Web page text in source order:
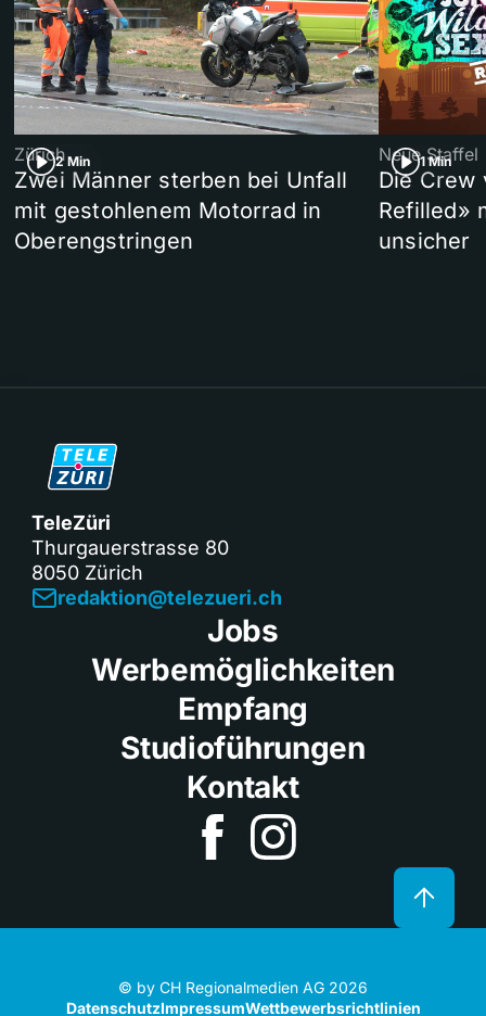
2 Min
Zürich
Zwei Männer sterben bei Unfall
mit gestohlenem Motorrad in
Oberengstringen
1 Min
Neue Staffel
Die Crew
Refilled»
unsicher
TeleZüri
Thurgauerstrasse 80
8050 Zürich
redaktion@telezueri.ch
Jobs
Werbemöglichkeiten
Empfang
Studioführungen
Kontakt
© by CH Regionalmedien AG 2026
DatenschutzImpressumWettbewerbsrichtlinien